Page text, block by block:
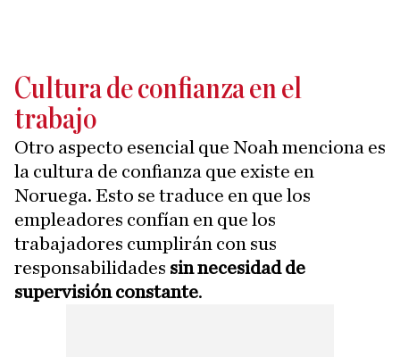
Cultura de confianza en el
trabajo
Otro aspecto esencial que Noah menciona es
la cultura de confianza que existe en
Noruega. Esto se traduce en que los
empleadores confían en que los
trabajadores cumplirán con sus
responsabilidades sin necesidad de
supervisión constante.